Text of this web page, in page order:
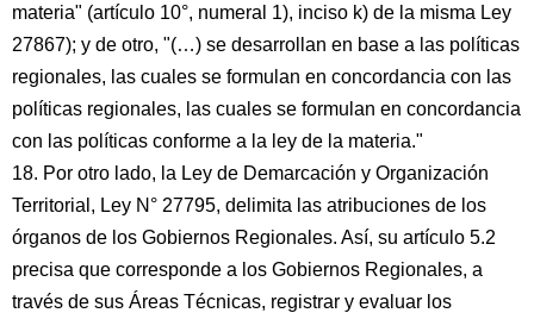
materia" (artículo 10°, numeral 1), inciso k) de la misma Ley
27867); y de otro, "(…) se desarrollan en base a las políticas
regionales, las cuales se formulan en concordancia con las
políticas regionales, las cuales se formulan en concordancia
con las políticas conforme a la ley de la materia."
18. Por otro lado, la Ley de Demarcación y Organización
Territorial, Ley N° 27795, delimita las atribuciones de los
órganos de los Gobiernos Regionales. Así, su artículo 5.2
precisa que corresponde a los Gobiernos Regionales, a
través de sus Áreas Técnicas, registrar y evaluar los